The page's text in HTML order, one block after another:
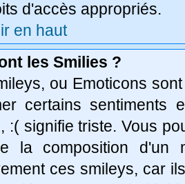
d'accès appropriés.
en haut
les Smilies ?
ou Emoticons
certains sentiments
:( signifie triste. Vous
la composition d'un
ces smileys, car